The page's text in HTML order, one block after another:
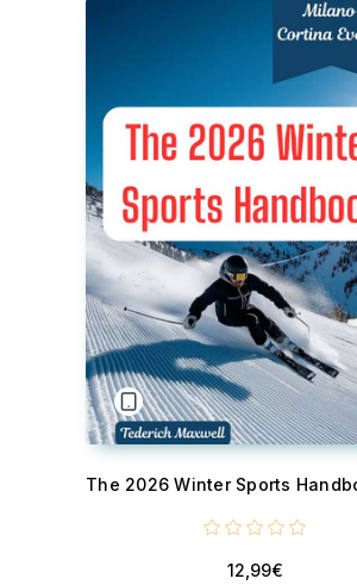
12,99€